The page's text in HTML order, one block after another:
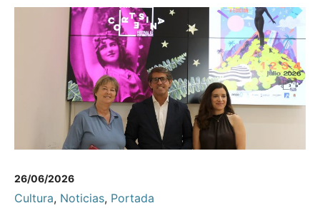
26/06/2026
Cultura, Noticias, Portada